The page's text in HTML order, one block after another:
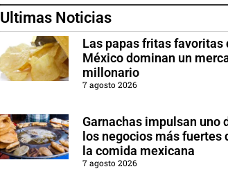
Ultimas Noticias
Las papas fritas favoritas
México dominan un
millonario
7 agosto 2026
Garnachas impulsan uno
los negocios más fuertes
la comida mexicana
7 agosto 2026